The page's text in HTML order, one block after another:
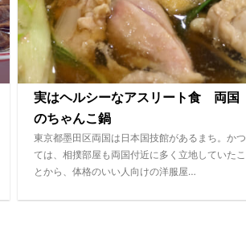
実はヘルシーなアスリート食 両国
のちゃんこ鍋
東京都墨田区両国は日本国技館があるまち。かつ
ては、相撲部屋も両国付近に多く立地していたこ
とから、体格のいい人向けの洋服屋…